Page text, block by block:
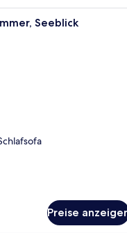
Ein modernes Wohnzimmer
Seeblick
Preise